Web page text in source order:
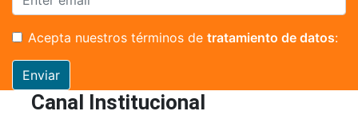
Acepta nuestros términos de tratamiento de datos:
Enviar
Canal Institucional